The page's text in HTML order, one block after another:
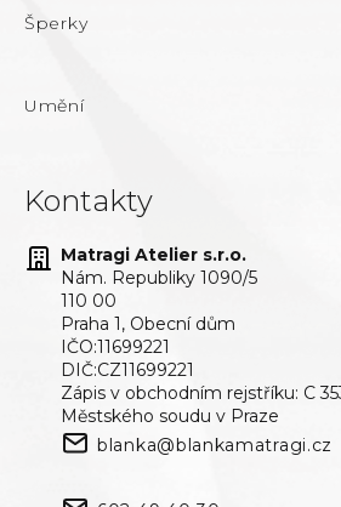
Šperky
Umění
Kontakty
Matragi Atelier s.r.o.
Nám. Republiky 1090/5
110 00
Praha 1, Obecní dům
IČO:11699221
DIČ:CZ11699221
Zápis v obchodním rejstříku: C
Městského soudu v Praze
blanka@blankamatragi.cz